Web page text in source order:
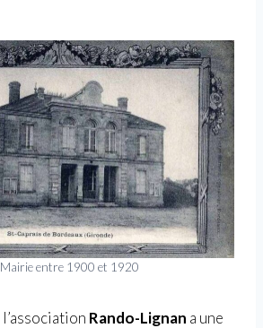
entre 1900 et 1920
Rando-Lignan a une